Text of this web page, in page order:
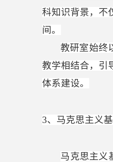
科知识背景，不
间。
教研室始终
教学相结合，引
体系建设。
3、马克思主义
马克思主义